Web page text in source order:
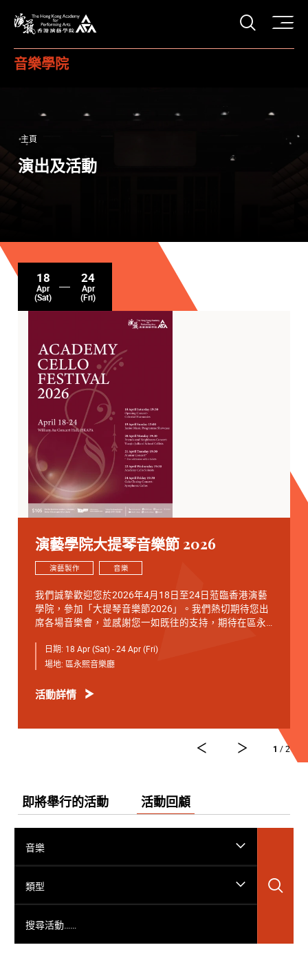
打開
音樂學院
主頁
演出及活動
18
Apr
(Sat)
24
Apr
(Fri)
演藝學院大提琴音樂節 2026
演藝製作 音樂
我們誠摯歡迎您於2026年4月18日至24日蒞臨香港演藝
學院，參加「大提琴音樂節2026」。我們熱切期待您出
席各場音樂會，並感謝您一如既往的支持，期待在區永
4月18日 星期六 19:30
弦續音樂會
*演藝免費節目，電子門票可於演出前3小時在「演藝電
子票務系統」登記，先到先得。
4月22日 星期三 19:30
學院之聲 —— 大提琴獨奏專場
日期: 18 Apr (Sat) - 24 Apr (Fri)
場地: 區永熙音樂廳
活動詳情
1 / 2
即將舉行的活動 活動回顧
音樂
類型